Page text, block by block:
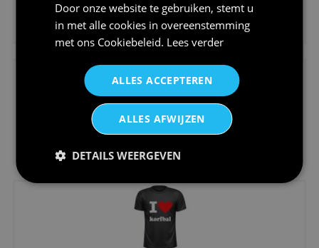
€24,95
Koningsdag shirt heren v-hals ...
€24,95
V-hals shirt rood wit blauw st...
Door onze website te gebruiken, stemt u
in met alle cookies in overeenstemming
met ons Cookiebeleid. Lees verder
ALLES ACCEPTEREN
ALLES AFWIJZEN
DETAILS WEERGEVEN